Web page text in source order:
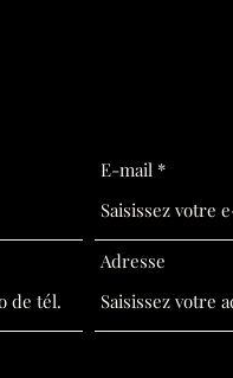
E-mail
Adresse